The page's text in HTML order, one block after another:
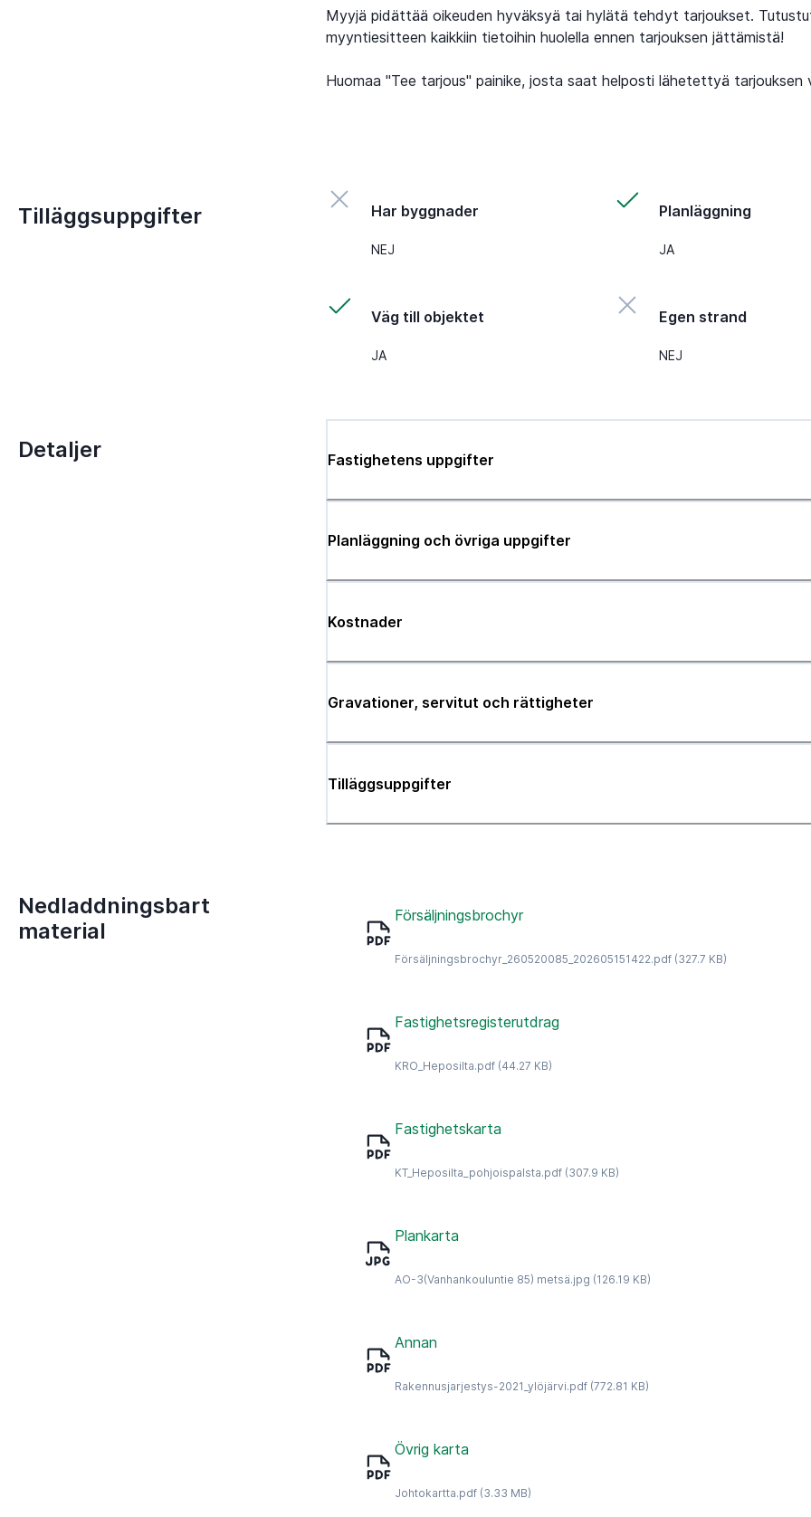
Myyjä pidättää oikeuden hyväksyä tai hylätä tehdyt tarjoukset.
myyntiesitteen kaikkiin tietoihin huolella ennen tarjouksen jättämistä!
Huomaa "Tee tarjous" painike, josta saat helposti lähetettyä tarjouksen
Tilläggsuppgifter Har byggnader
NEJ
Planläggning
JA
Väg till objektet
JA
Egen strand
NEJ
Detaljer Fastighetens uppgifter
Planläggning och övriga uppgifter
Kostnader
Gravationer, servitut och rättigheter
Tilläggsuppgifter
Nedladdningsbart
material
Försäljningsbrochyr
Försäljningsbrochyr_260520085_202605151422.pdf (327.7 KB)
Fastighetsregisterutdrag
KRO_Heposilta.pdf (44.27 KB)
Fastighetskarta
KT_Heposilta_pohjoispalsta.pdf (307.9 KB)
Plankarta
AO-3(Vanhankouluntie 85) metsä.jpg (126.19 KB)
Annan
Rakennusjarjestys-2021_ylöjärvi.pdf (772.81 KB)
Övrig karta
Johtokartta.pdf (3.33 MB)